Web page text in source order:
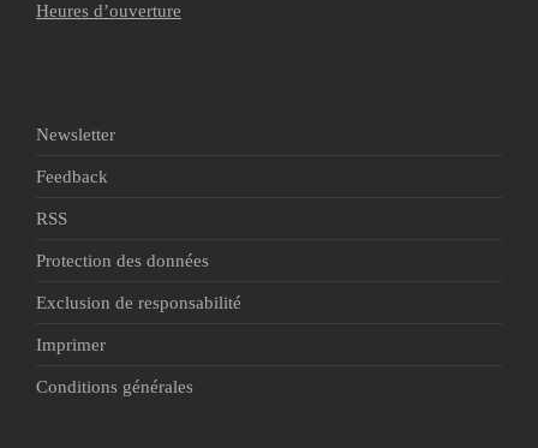
Heures d’ouverture
Newsletter
Feedback
RSS
Protection des données
Exclusion de responsabilité
Imprimer
Conditions générales